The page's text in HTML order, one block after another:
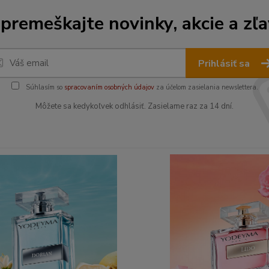
novinky, akcie a
Prihlásiť sa
Súhlasím so spracovaním osobných údajovza účelom zasielania newslettera.
Môžete sa kedykoľvek odhlásiť. Zasielame raz za 14 dní.